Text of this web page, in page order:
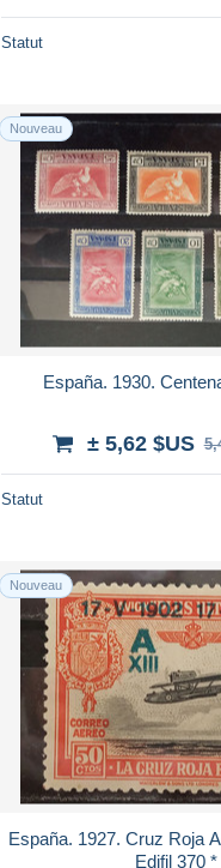
Statut
Nouveau
España. 1930.
± 5,62 $US
Statut
Nouveau
España. 1927. Cruz Roja
Edifil 370 *